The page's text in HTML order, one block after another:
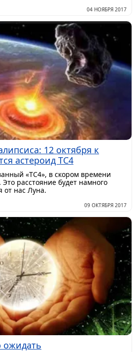
04 НОЯБРЯ 2017
12 октября к
астероид TC4
«TC4», в скором времени
расстояние будет намного
от нас Луна.
09 ОКТЯБРЯ 2017
ожидать